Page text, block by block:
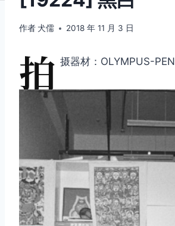
作者犬儒 2018 年 11 月 3 日
拍 摄器材：OLYMPUS-PEN